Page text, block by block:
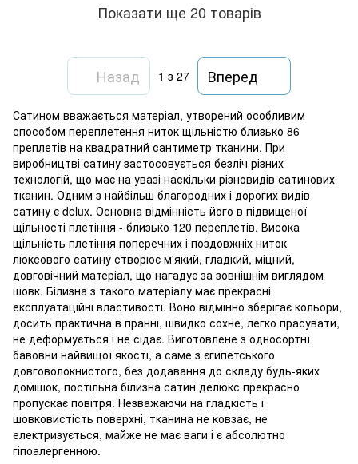
Показати ще 20 товарів
Назад 1 з 27 Вперед
Сатином вважається матеріал, утворений особливим
способом переплетення ниток щільністю близько 86
преплетів на квадратний сантиметр тканини. При
виробництві сатину застосовується безліч різних
технологій, що має на увазі наскільки різновидів сатинових
тканин. Одним з найбільш благородних і дорогих видів
сатину є delux. Основна відмінність його в підвищеної
щільності плетіння - близько 120 переплетів. Висока
щільність плетіння поперечних і поздовжніх ниток
люксового сатину створює м'який, гладкий, міцний,
довговічний матеріал, що нагадує за зовнішнім виглядом
шовк. Білизна з такого матеріалу має прекрасні
експлуатаційні властивості. Воно відмінно зберігає кольори,
досить практична в пранні, швидко сохне, легко прасувати,
не деформується і не сідає. Виготовлене з односортнї
бавовни найвищої якості, а саме з єгипетського
довговолокнистого, без додавання до складу будь-яких
домішок, постільна білизна сатин делюкс прекрасно
пропускає повітря. Незважаючи на гладкість і
шовковистість поверхні, тканина не ковзає, не
електризується, майже не має ваги і є абсолютно
гіпоалергенною.